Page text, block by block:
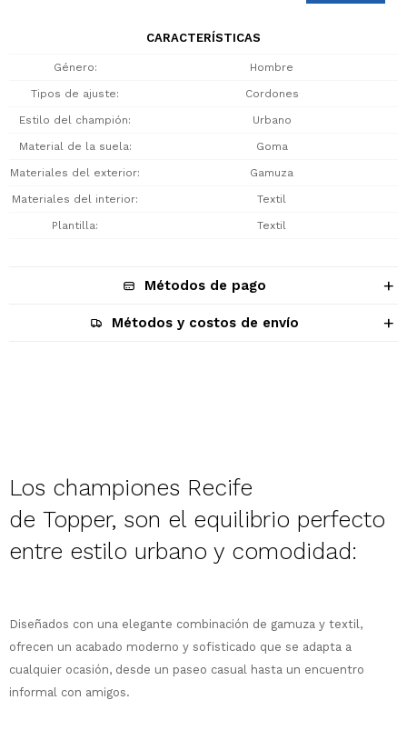
CARACTERÍSTICAS
Género Hombre
Tipos de ajuste Cordones
Estilo del champión Urbano
Material de la suela Goma
Materiales del exterior Gamuza
Materiales del interior Textil
Plantilla Textil
Métodos de pago
Métodos y costos de envío
Los championes Recife
de Topper, son el equilibrio perfecto
entre estilo urbano y comodidad:
Diseñados con una elegante combinación de gamuza y textil,
ofrecen un acabado moderno y sofisticado que se adapta a
cualquier ocasión, desde un paseo casual hasta un encuentro
informal con amigos.
comprar!
Comprá en 3 cuotas sin recargo o hasta
en 12 cuotas * ¡Solo con tu cédula!